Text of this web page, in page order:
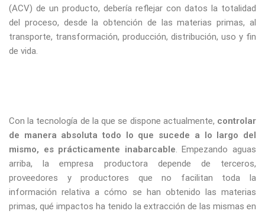
(ACV) de un producto, debería reflejar con datos la totalidad
del proceso, desde la obtención de las materias primas, al
transporte, transformación, producción, distribución, uso y fin
de vida.
Con la tecnología de la que se dispone actualmente, controlar
de manera absoluta todo lo que sucede a lo largo del
mismo, es prácticamente inabarcable. Empezando aguas
arriba, la empresa productora depende de terceros,
proveedores y productores que no facilitan toda la
información relativa a cómo se han obtenido las materias
primas, qué impactos ha tenido la extracción de las mismas en